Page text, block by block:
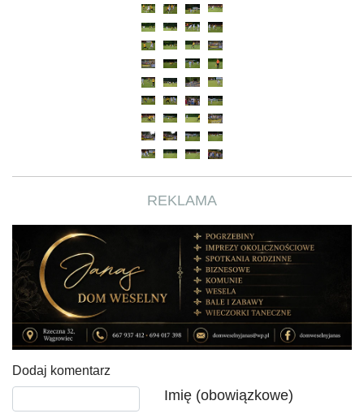
REKLAMA
Dodaj komentarz
Imię (obowiązkowe)
Tekst komentarza